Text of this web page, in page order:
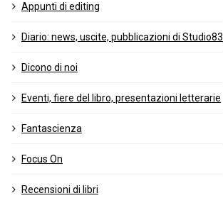
Appunti di editing
Diario: news, uscite, pubblicazioni di Studio83
Dicono di noi
Eventi, fiere del libro, presentazioni letterarie
Fantascienza
Focus On
Recensioni di libri